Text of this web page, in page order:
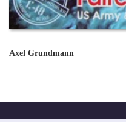
Axel Grundmann